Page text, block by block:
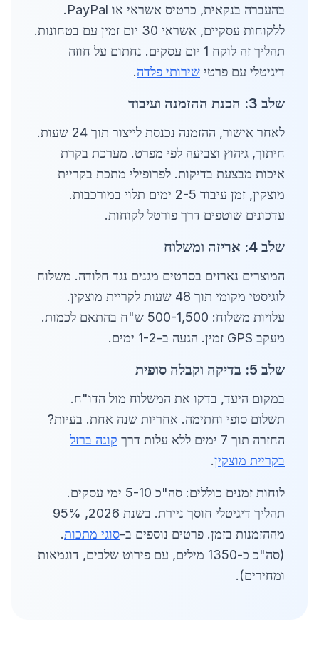
בהעברה בנקאית, כרטיס אשראי או PayPal.
ללקוחות עסקיים, אשראי 30 יום זמין עם בטחונות.
תהליך זה לוקח 1 יום עסקים. נחתום על חוזה
דיגיטלי עם פרטי שירותי פלדה.
שלב 3: הכנת ההזמנה ועיבוד
לאחר אישור, ההזמנה נכנסת לייצור תוך 24 שעות.
חיתוך, גיהוץ וצביעה לפי מפרט. מערכת בקרת
איכות מבצעת בדיקות. לפרופילי מתכת בקריית
מוצקין, זמן עיבוד 2-5 ימים תלוי במורכבות.
עדכונים שוטפים דרך פורטל לקוחות.
שלב 4: אריזה ומשלוח
המוצרים נארזים בסרטים מגנים נגד חלודה. משלוח
לוגיסטי מקומי תוך 48 שעות לקריית מוצקין.
עלויות משלוח: 500-1,500 ש"ח בהתאם לכמות.
מעקב GPS זמין. הגעה ב-1-2 ימים.
שלב 5: בדיקה וקבלה סופית
במקום היעד, בדקו את המשלוח מול הדו"ח.
תשלום סופי וחתימה. אחריות שנה אחת. בעיות?
החזרה תוך 7 ימים ללא עלות דרך
קונה ברזל
בקריית מוצקין.
לוחות זמנים כוללים: סה"כ 5-10 ימי עסקים.
תהליך דיגיטלי חוסך ניירת. בשנת 2026, 95%
מההזמנות בזמן. פרטים נוספים ב-סוגי מתכות.
(סה"כ כ-1350 מילים, עם פירוט שלבים, דוגמאות
ומחירים).